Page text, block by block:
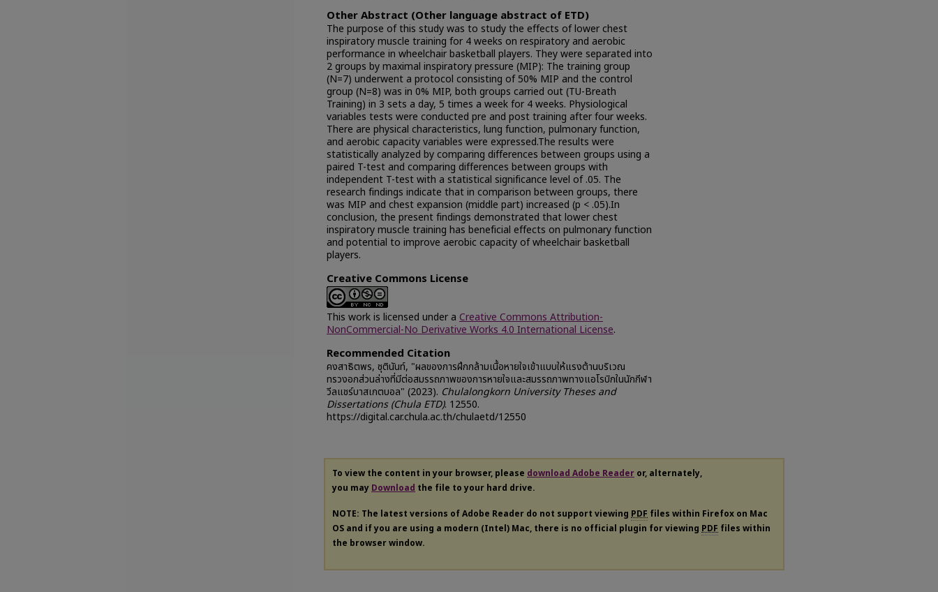
Other Abstract (Other language abstract of ETD)
The purpose of this study was to study the effects of lower chest
inspiratory muscle training for 4 weeks on respiratory and aerobic
performance in wheelchair basketball players. They were separated into
2 groups by maximal inspiratory pressure (MIP): The training group
(N=7) underwent a protocol consisting of 50% MIP and the control
group (N=8) was in 0% MIP, both groups carried out (TU-Breath
Training) in 3 sets a day, 5 times a week for 4 weeks. Physiological
variables tests were conducted pre and post training after four weeks.
There are physical characteristics, lung function, pulmonary function,
and aerobic capacity variables were expressed.The results were
statistically analyzed by comparing differences between groups using a
paired T-test and comparing differences between groups with
independent T-test with a statistical significance level of .05. The
research findings indicate that in comparison between groups, there
was MIP and chest expansion (middle part) increased (p < .05).In
conclusion, the present findings demonstrated that lower chest
inspiratory muscle training has beneficial effects on pulmonary function
and potential to improve aerobic capacity of wheelchair basketball
players.
Creative Commons License
This work is licensed under a Creative Commons Attribution-
NonCommercial-No Derivative Works 4.0 International License.
Recommended Citation
คงสาธิตพร, ชุตินันท์, "ผลของการฝึกกล้ามเนื้อหายใจเข้าแบบให้แรงต้านบริเวณ
ทรวงอกส่วนล่างที่มีต่อสมรรถภาพของการหายใจและสมรรถภาพทางแอโรบิกในนักกีฬา
วีลแชร์บาสเกตบอล" (2023). Chulalongkorn University Theses and
Dissertations (Chula ETD). 12550.
https://digital.car.chula.ac.th/chulaetd/12550
To view the content in your browser, please download Adobe Reader or, alternately,
you may Download the file to your hard drive.
NOTE: The latest versions of Adobe Reader do not support viewing PDF files within Firefox on Mac
OS and if you are using a modern (Intel) Mac, there is no official plugin for viewing PDF files within
the browser window.